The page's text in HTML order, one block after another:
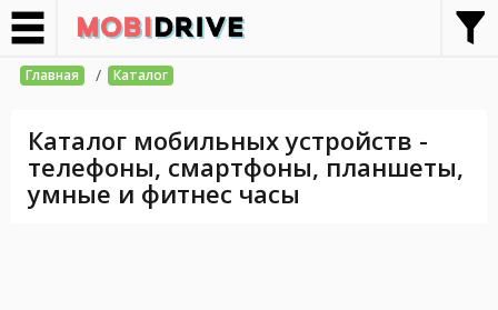
Главная / Каталог
Каталог мобильных устройств -
телефоны, смартфоны, планшеты,
умные и фитнес часы